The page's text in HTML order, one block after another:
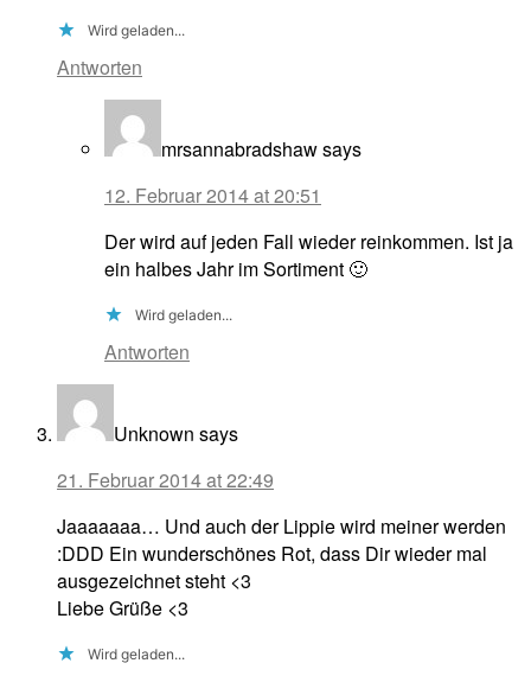
Wird geladen...
Antworten
mrsannabradshawsays
12. Februar 2014 at 20:51
Der wird auf jeden Fall wieder reinkommen. Ist ja
ein halbes Jahr im Sortiment 🙂
Wird geladen...
Antworten
Unknown says
21. Februar 2014 at 22:49
Jaaaaaaa… Und auch der Lippie wird meiner werden
:DDD Ein wunderschönes Rot, dass Dir wieder mal
ausgezeichnet steht <3
Liebe Grüße <3
Wird geladen...